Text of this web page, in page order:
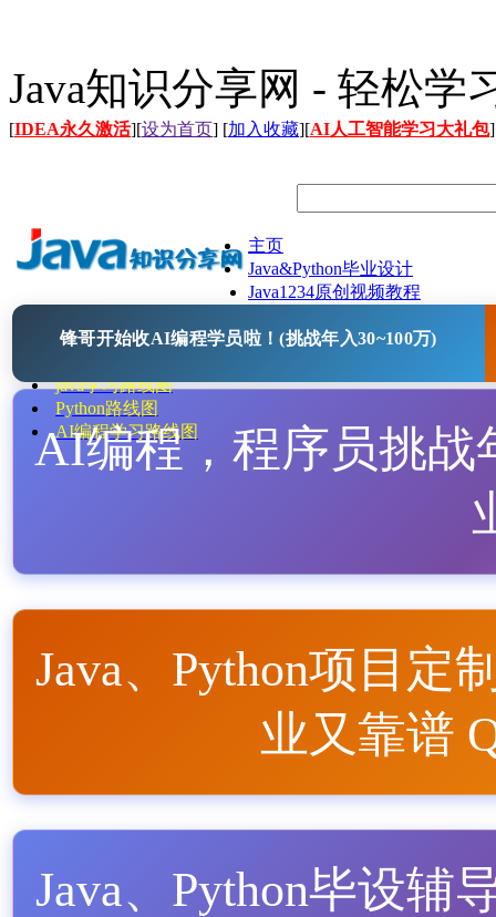
Java知识分享网 - 轻松学
[IDEA永久激活][设为首页] [加入收藏][AI人工智能学习大礼包]
主页
Java&Python毕业设计
Java1234原创视频教程
Java开源项目
java学习路线图
Python路线图
AI编程学习路线图
锋哥开始收AI编程学员啦！(挑战年入30~100万)
AI编程，程序员挑战
Java、Python项目定
业又靠谱
Java、Python毕设辅